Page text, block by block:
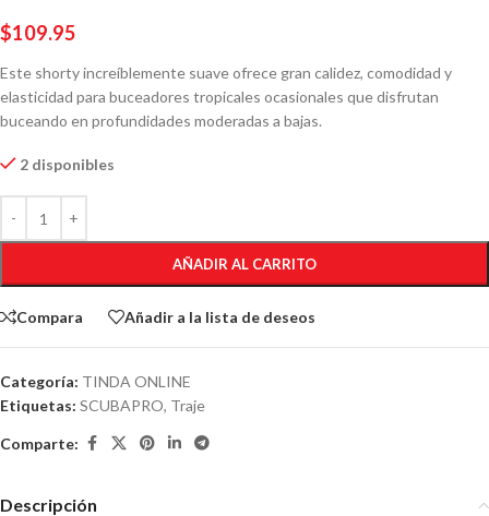
$109.95
Este shorty increíblemente suave ofrece gran calidez, comodidad y
elasticidad para buceadores tropicales ocasionales que disfrutan
buceando en profundidades moderadas a bajas.
2 disponibles
AÑADIR AL CARRITO
Compara Añadir a la lista de deseos
Categoría: TINDA ONLINE
Etiquetas: SCUBAPRO, Traje
Comparte:
Descripción